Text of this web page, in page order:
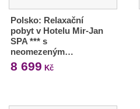
Polsko: Relaxační
pobyt v Hotelu Mir-Jan
SPA *** s
neomezeným…
8 699 Kč